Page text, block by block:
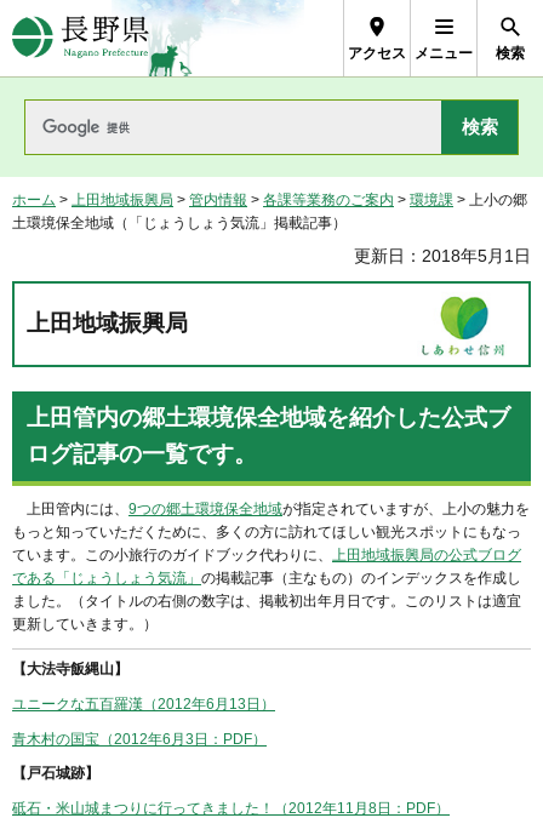
長野県Nagano Prefecture
アクセス メニュー 検索
ホーム > 上田地域振興局 > 管内情報 > 各課等業務のご案内 > 環境課 > 上小の郷
土環境保全地域（「じょうしょう気流」掲載記事）
更新日：2018年5月1日
上田地域振興局
上田管内の郷土環境保全地域を紹介した公式ブ
ログ記事の一覧です。
上田管内には、 9つの郷土環境保全地域が指定されていますが、上小の魅力を
もっと知っていただくために、多くの方に訪れてほしい観光スポットにもなっ
ています。この小旅行のガイドブック代わりに、 上田地域振興局の公式ブログ
である「じょうしょう気流」 の掲載記事（主なもの）のインデックスを作成し
ました。（タイトルの右側の数字は、掲載初出年月日です。このリストは適宜
更新していきます。）
【大法寺飯縄山】
ユニークな五百羅漢（2012年6月13日）
青木村の国宝（2012年6月3日：PDF）
【戸石城跡】
砥石・米山城まつりに行ってきました！（2012年11月8日：PDF）